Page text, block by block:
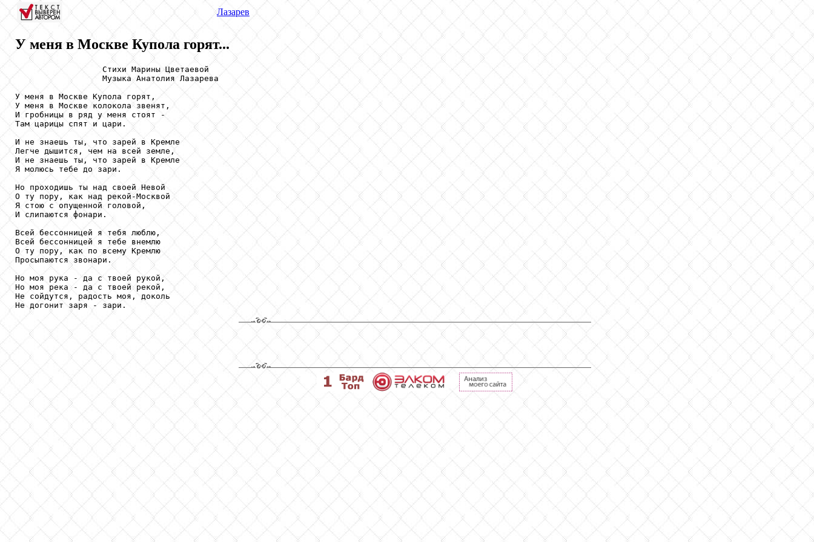
Лазарев
У меня в Москве Купола горят...
                  Стихи Марины Цветаевой
                  Музыка Анатолия Лазарева
У меня в Москве Купола горят,
У меня в Москве колокола звенят,
И гробницы в ряд у меня стоят -
Там царицы спят и цари.
И не знаешь ты, что зарей в Кремле
Легче дышится, чем на всей земле,
И не знаешь ты, что зарей в Кремле
Я молюсь тебе до зари.
Но проходишь ты над своей Невой
О ту пору, как над рекой-Москвой
Я стою с опущенной головой,
И слипаются фонари.
Всей бессонницей я тебя люблю,
Всей бессонницей я тебе внемлю
О ту пору, как по всему Кремлю
Просыпаются звонари.
Но моя рука - да с твоей рукой,
Но моя река - да с твоей рекой,
Не сойдутся, радость моя, доколь
Не догонит заря - зари.